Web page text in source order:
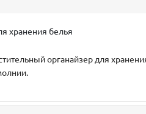
хранения белья
органайзер для